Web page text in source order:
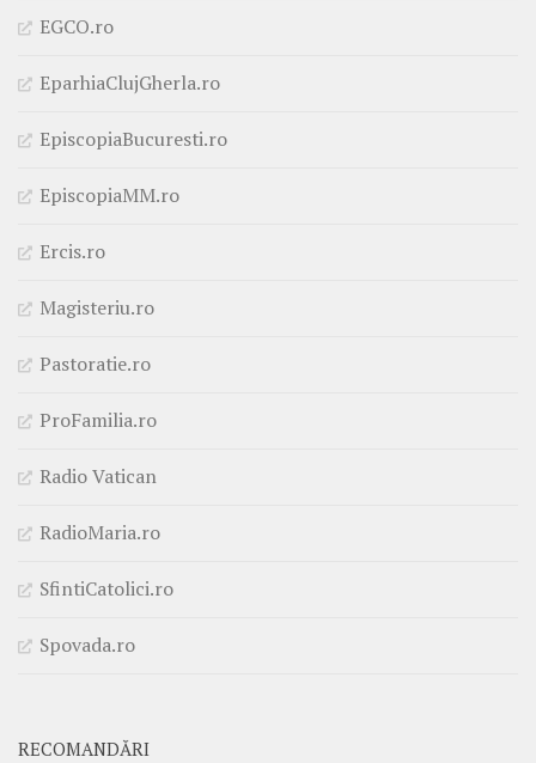
EGCO.ro
EparhiaClujGherla.ro
EpiscopiaBucuresti.ro
EpiscopiaMM.ro
Ercis.ro
Magisteriu.ro
Pastoratie.ro
ProFamilia.ro
Radio Vatican
RadioMaria.ro
SfintiCatolici.ro
Spovada.ro
RECOMANDĂRI